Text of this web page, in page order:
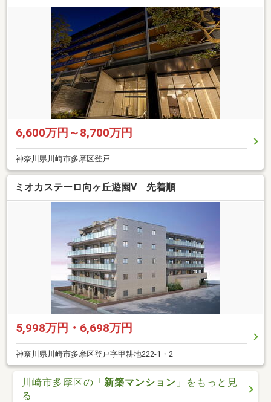
6,600万円～8,700万円
神奈川県川崎市多摩区登戸
ミオカステーロ向ヶ丘遊園V 先着順
5,998万円・6,698万円
神奈川県川崎市多摩区登戸字甲耕地222-1・2
川崎市多摩区の「新築マンション 」をもっと見
る